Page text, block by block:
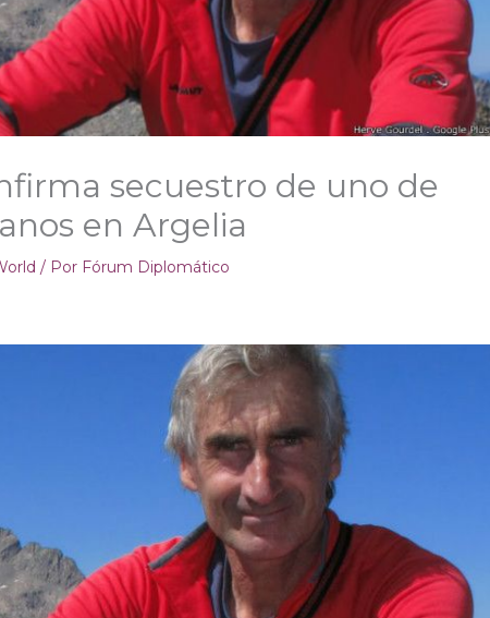
secuestro de uno de
en Argelia
/ Por Fórum Diplomático